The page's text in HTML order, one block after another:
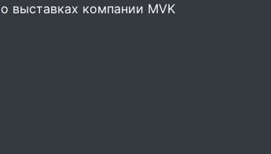
о выставках компании MVK